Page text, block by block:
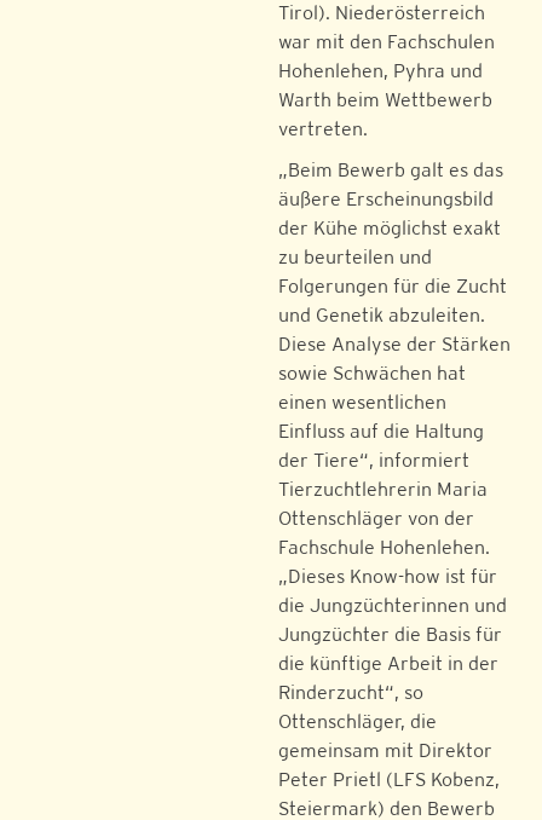
Tirol). Niederösterreich
war mit den Fachschulen
Hohenlehen, Pyhra und
Warth beim Wettbewerb
vertreten.
„Beim Bewerb galt es das
äußere Erscheinungsbild
der Kühe möglichst exakt
zu beurteilen und
Folgerungen für die Zucht
und Genetik abzuleiten.
Diese Analyse der Stärken
sowie Schwächen hat
einen wesentlichen
Einfluss auf die Haltung
der Tiere“, informiert
Tierzuchtlehrerin Maria
Ottenschläger von der
Fachschule Hohenlehen.
„Dieses Know-how ist für
die Jungzüchterinnen und
Jungzüchter die Basis für
die künftige Arbeit in der
Rinderzucht“, so
Ottenschläger, die
gemeinsam mit Direktor
Peter Prietl (LFS Kobenz,
Steiermark) den Bewerb